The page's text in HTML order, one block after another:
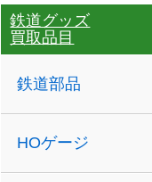
鉄道グッズ
買取品目
鉄道部品
HOゲージ